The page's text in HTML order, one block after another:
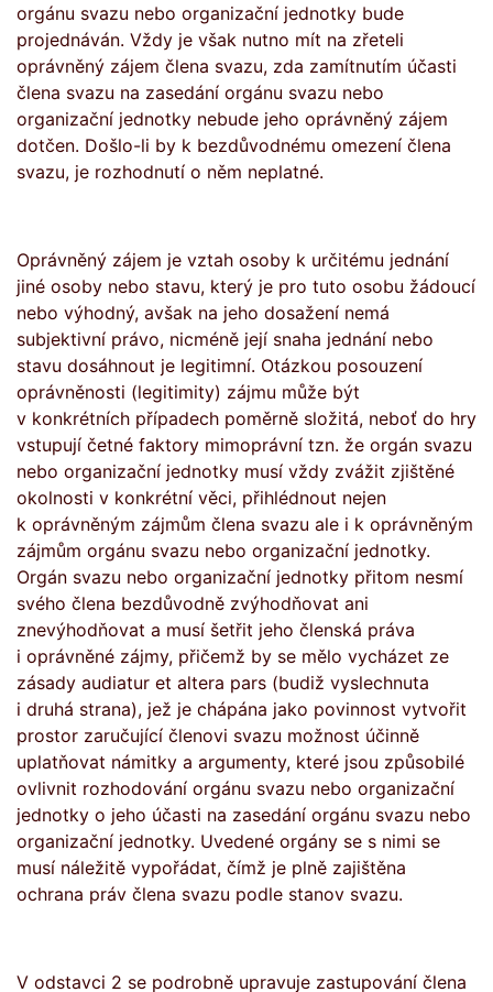
orgánu svazu nebo organizační jednotky bude
projednáván. Vždy je však nutno mít na zřeteli
oprávněný zájem člena svazu, zda zamítnutím účasti
člena svazu na zasedání orgánu svazu nebo
organizační jednotky nebude jeho oprávněný zájem
dotčen. Došlo-li by k bezdůvodnému omezení člena
svazu, je rozhodnutí o něm neplatné.
Oprávněný zájem je vztah osoby k určitému jednání
jiné osoby nebo stavu, který je pro tuto osobu žádoucí
nebo výhodný, avšak na jeho dosažení nemá
subjektivní právo, nicméně její snaha jednání nebo
stavu dosáhnout je legitimní. Otázkou posouzení
oprávněnosti (legitimity) zájmu může být
v konkrétních případech poměrně složitá, neboť do hry
vstupují četné faktory mimoprávní tzn. že orgán svazu
nebo organizační jednotky musí vždy zvážit zjištěné
okolnosti v konkrétní věci, přihlédnout nejen
k oprávněným zájmům člena svazu ale i k oprávněným
zájmům orgánu svazu nebo organizační jednotky.
Orgán svazu nebo organizační jednotky přitom nesmí
svého člena bezdůvodně zvýhodňovat ani
znevýhodňovat a musí šetřit jeho členská práva
i oprávněné zájmy, přičemž by se mělo vycházet ze
zásady audiatur et altera pars (budiž vyslechnuta
i druhá strana), jež je chápána jako povinnost vytvořit
prostor zaručující členovi svazu možnost účinně
uplatňovat námitky a argumenty, které jsou způsobilé
ovlivnit rozhodování orgánu svazu nebo organizační
jednotky o jeho účasti na zasedání orgánu svazu nebo
organizační jednotky. Uvedené orgány se s nimi se
musí náležitě vypořádat, čímž je plně zajištěna
ochrana práv člena svazu podle stanov svazu.
V odstavci 2 se podrobně upravuje zastupování člena